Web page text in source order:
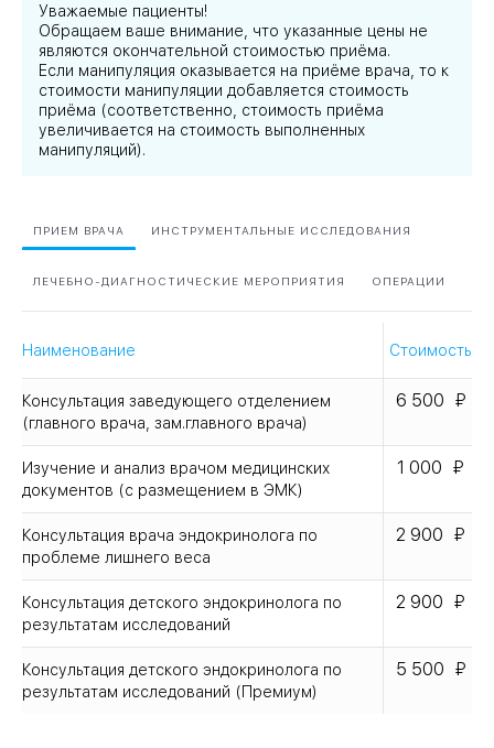
Уважаемые пациенты!
Обращаем ваше внимание, что указанные цены не
являются окончательной стоимостью приёма.
Если манипуляция оказывается на приёме врача, то к
стоимости манипуляции добавляется стоимость
приёма (соответственно, стоимость приёма
увеличивается на стоимость выполненных
манипуляций).
ПРИЕМ ВРАЧА ИНСТРУМЕНТАЛЬНЫЕ ИССЛЕДОВАНИЯ
ЛЕЧЕБНО-ДИАГНОСТИЧЕСКИЕ МЕРОПРИЯТИЯ ОПЕРАЦИИ
Наименование Стоимость
Консультация заведующего отделением
(главного врача, зам.главного врача)
6 500
Изучение и анализ врачом медицинских
документов (с размещением в ЭМК)
1 000
Консультация врача эндокринолога по
проблеме лишнего веса
2 900
Консультация детского эндокринолога по
результатам исследований
2 900
Консультация детского эндокринолога по
результатам исследований (Премиум)
5 500